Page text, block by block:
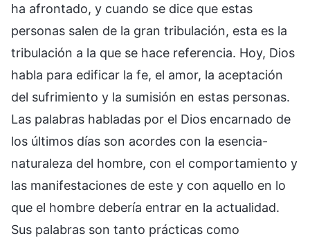
ha afrontado, y cuando se dice que estas
personas salen de la gran tribulación, esta es la
tribulación a la que se hace referencia. Hoy, Dios
habla para edificar la fe, el amor, la aceptación
del sufrimiento y la sumisión en estas personas.
Las palabras habladas por el Dios encarnado de
los últimos días son acordes con la esencia-
naturaleza del hombre, con el comportamiento y
las manifestaciones de este y con aquello en lo
que el hombre debería entrar en la actualidad.
Sus palabras son tanto prácticas como